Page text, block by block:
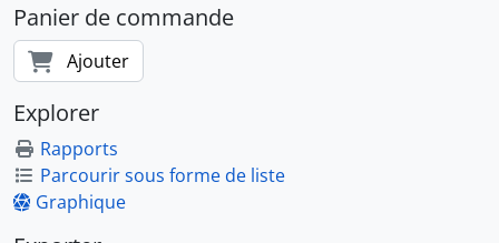
Panier de commande
Ajouter
Explorer
Rapports
Parcourir sous forme de liste
Graphique